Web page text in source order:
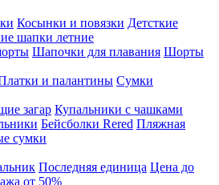
Косынки и повязки Детсткие
шапки летние
Шапочки для плавания Шорты
и палантины Сумки
загар Купальники с чашками
Бейсболки Rered Пляжная
сумки
Последняя единица Цена до
от 50%